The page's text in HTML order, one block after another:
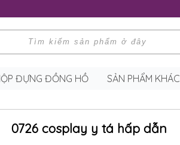
HỘP ĐỰNG ĐỒNG HỒ SẢN PHẨM KHÁC
0726 cosplay y tá hấp dẫn